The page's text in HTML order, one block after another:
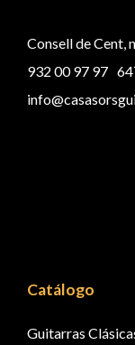
Consell de Cent,
932 00 97 97
Catálogo
Guitarras